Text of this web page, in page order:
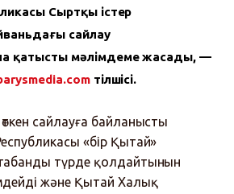
Сыртқы істер
сайлау
қатысты мәлімдеме жасады, —
тілшісі.
сайлауға байланысты
«бір Қытай»
түрде қолдайтынын
және Қытай Халық